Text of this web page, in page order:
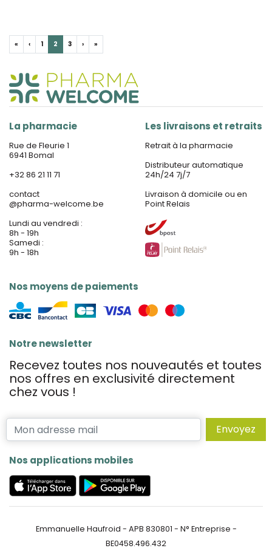
« ‹ 1 2 3 › »
La pharmacie
Rue de Fleurie 1
6941 Bomal
+32 86 21 11 71
contact
@pharma-welcome.be
Lundi au vendredi :
8h - 19h
Samedi :
9h - 18h
Nos moyens de paiements
Les livraisons et retraits
Retrait à la pharmacie
Distributeur automatique
24h/24 7j/7
Livraison à domicile ou en
Point Relais
Notre newsletter
Recevez toutes nos nouveautés et toutes
nos offres en exclusivité directement
chez vous !
Envoyez
Nos applications mobiles
Emmanuelle Haufroid - APB 830801 - N° Entreprise -
BE0458.496.432